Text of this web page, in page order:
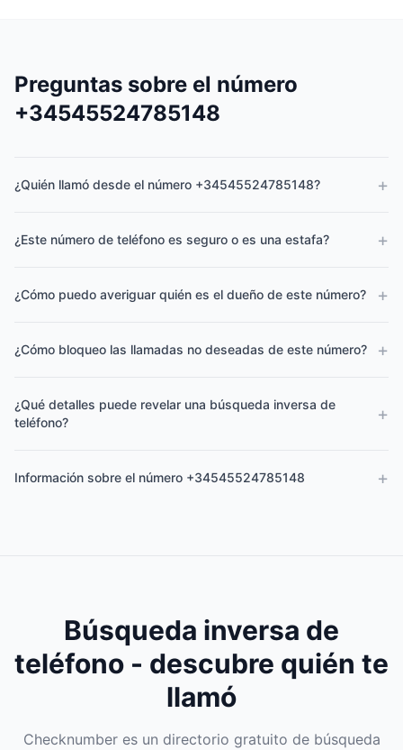
Preguntas sobre el número
+34545524785148
¿Quién llamó desde el número +34545524785148? +
¿Este número de teléfono es seguro o es una estafa? +
¿Cómo puedo averiguar quién es el dueño de este número? +
¿Cómo bloqueo las llamadas no deseadas de este número? +
¿Qué detalles puede revelar una búsqueda inversa de
teléfono?
+
Información sobre el número +34545524785148 +
Búsqueda inversa de
teléfono - descubre quién te
llamó
Checknumber es un directorio gratuito de búsqueda